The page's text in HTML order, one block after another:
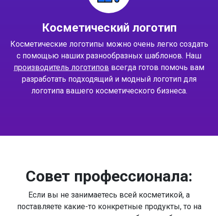
Косметический логотип
Косметические логотипы можно очень легко создать
с помощью наших разнообразных шаблонов. Наш
производитель логотипов всегда готов помочь вам
разработать подходящий и модный логотип для
логотипа вашего косметического бизнеса.
Совет профессионала:
Если вы не занимаетесь всей косметикой, а
поставляете какие-то конкретные продукты, то на